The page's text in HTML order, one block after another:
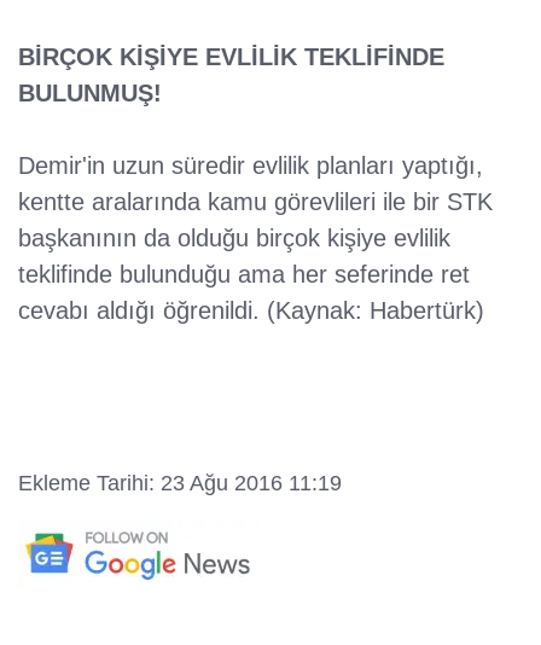
BİRÇOK KİŞİYE EVLİLİK TEKLİFİNDE
BULUNMUŞ!
Demir'in uzun süredir evlilik planları yaptığı,
kentte aralarında kamu görevlileri ile bir STK
başkanının da olduğu birçok kişiye evlilik
teklifinde bulunduğu ama her seferinde ret
cevabı aldığı öğrenildi. (Kaynak: Habertürk)
Ekleme Tarihi: 23 Ağu 2016 11:19